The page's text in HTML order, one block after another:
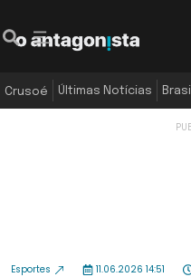
Crusoé Últimas Notícias Brasil
Esportes 11.06.2026 14:51